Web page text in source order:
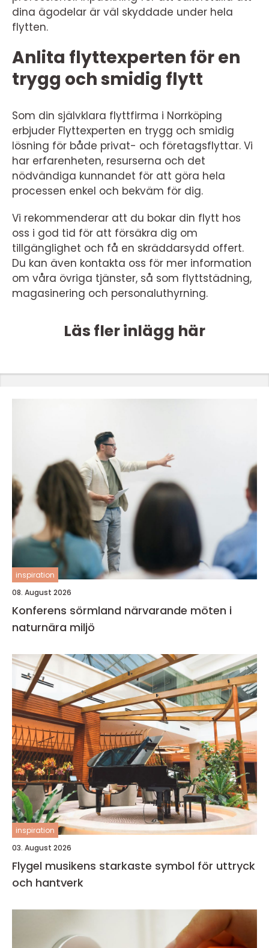
dina ägodelar är väl skyddade under hela
flytten.
Anlita flyttexperten för en
trygg och smidig flytt
Som din självklara flyttfirma i Norrköping
erbjuder Flyttexperten en trygg och smidig
lösning för både privat- och företagsflyttar. Vi
har erfarenheten, resurserna och det
nödvändiga kunnandet för att göra hela
processen enkel och bekväm för dig.
Vi rekommenderar att du bokar din flytt hos
oss i god tid för att försäkra dig om
tillgänglighet och få en skräddarsydd offert.
Du kan även kontakta oss för mer information
om våra övriga tjänster, så som flyttstädning,
magasinering och personaluthyrning.
Läs fler inlägg här
inspiration
08. August 2026
Konferens sörmland närvarande möten i
naturnära miljö
inspiration
03. August 2026
Flygel musikens starkaste symbol för uttryck
och hantverk